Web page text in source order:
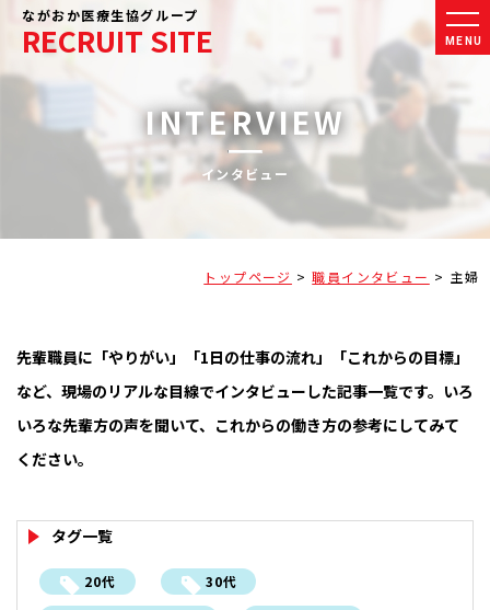
ながおか医療生協グループ
RECRUIT SITE MENU
INTERVIEW
インタビュー
トップページ >職員インタビュー > 主婦
先輩職員に「やりがい」「1日の仕事の流れ」「これからの目標」
など、現場のリアルな目線でインタビューした記事一覧です。いろ
いろな先輩方の声を聞いて、これからの働き方の参考にしてみて
ください。
タグ一覧
20代
30代